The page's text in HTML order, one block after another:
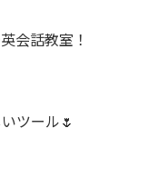
会話教室！
ツール🌷